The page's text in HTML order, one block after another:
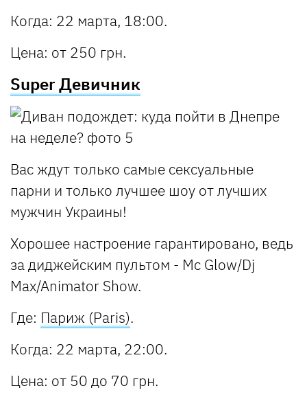
Когда: 22 марта, 18:00.
Цена: от 250 грн.
Super Девичник
Вас ждут только самые сексуальные
парни и только лучшее шоу от лучших
мужчин Украины!
Хорошее настроение гарантировано, ведь
за диджейским пультом - Mc Glow/Dj
Max/Animator Show.
Где: Париж (Paris).
Когда: 22 марта, 22:00.
Цена: от 50 до 70 грн.